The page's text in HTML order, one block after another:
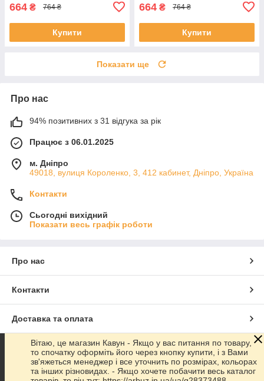
664 ₴ 764 ₴
Купити
664 ₴ 764 ₴
Купити
Показати ще
Про нас
94% позитивних з 31 відгука за рік
Працює з 06.01.2025
м. Дніпро
49018, вулиця Короленко, 3, 412 кабинет, Дніпро, Україна
Контакти
Сьогодні вихідний
Показати весь графік роботи
Про нас
Контакти
Доставка та оплата
Графік роботи
Повна версія сайту
Вітаю, це магазин Кавун - Якщо у вас питання по товару,
то спочатку оформіть його через кнопку купити, і з Вами
зв'яжеться менеджер і все уточнить по розмірах, кольорах
та інших різновидах. - Якщо хочете побачити весь каталог